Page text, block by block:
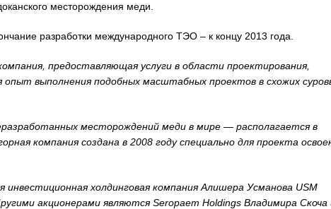
месторождения меди.
разработки международного ТЭО – к концу 2013 года.
предоставляющая услуги в области проектирования,
выполнения подобных масштабных проектов в схожих
месторождений меди в мире — располагается в
компания создана в 2008 году специально для проекта
холдинговая компания Алишера Усманова USM
акционерами являютсяSeropaem HoldingsВладимира Скоча